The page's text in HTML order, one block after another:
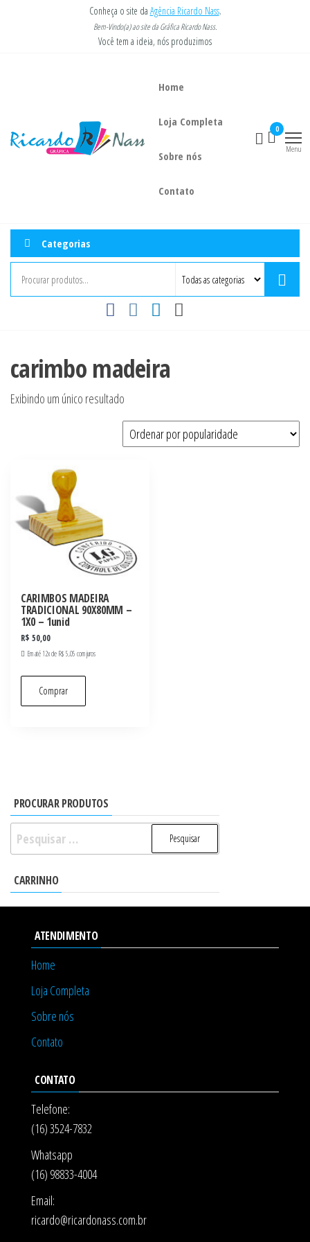
Conheça o site da Agência Ricardo Nass.
Bem-Vindo(a) ao site da Gráfica Ricardo Nass.
Você tem a ideia, nós produzimos
Gráfica
Ricardo
Você tem a
imprimimos.
Home
Loja Completa
Sobre nós
Contato
0
Menu
Categorias
carimbo madeira
Exibindo um único resultado
CARIMBOS MADEIRA
TRADICIONAL 90X80MM –
1X0 – 1unid
R$ 50,00
Em até 12x de R$5,05 com juros
Comprar
PROCURAR PRODUTOS
Pesquisar
por:
CARRINHO
ATENDIMENTO
Home
Loja Completa
Sobre nós
Contato
CONTATO
Telefone:
(16) 3524-7832
Whatsapp
(16) 98833-4004
Email:
ricardo@ricardonass.com.br